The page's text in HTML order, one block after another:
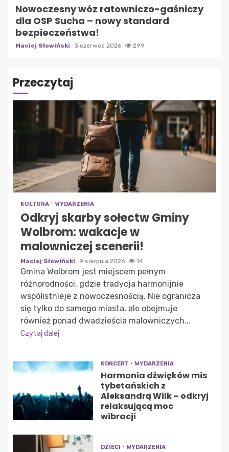
Nowoczesny wóz ratowniczo-gaśniczy
dla OSP Sucha – nowy standard
bezpieczeństwa!
Maciej Słowiński 3 czerwca 2026 299
Przeczytaj
KULTURA WYDARZENIA
Odkryj skarby sołectw Gminy
Wolbrom: wakacje w
malowniczej scenerii!
Maciej Słowiński 9 sierpnia 2026 14
Gmina Wolbrom jest miejscem pełnym
różnorodności, gdzie tradycja harmonijnie
współistnieje z nowoczesnością. Nie ogranicza
się tylko do samego miasta, ale obejmuje
również ponad dwadzieścia malowniczych...
Czytaj dalej
KONCERT WYDARZENIA
Harmonia dźwięków mis
tybetańskich z
Aleksandrą Wilk – odkryj
relaksującą moc
wibracji
DZIECI WYDARZENIA